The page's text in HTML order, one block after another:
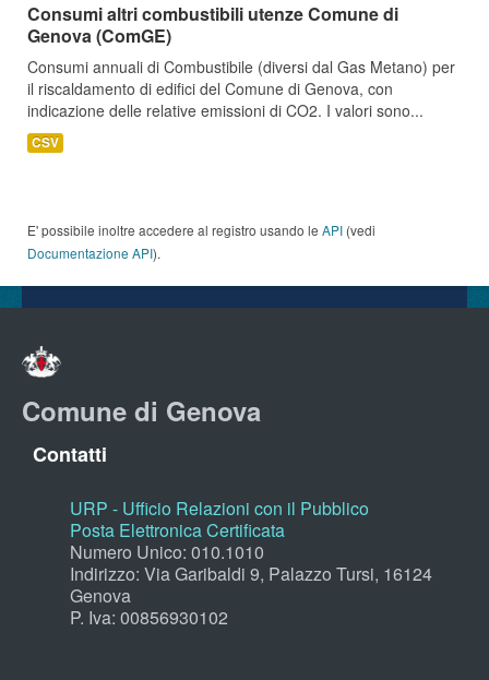
Consumi altri combustibili utenze Comune di
Genova (ComGE)
Consumi annuali di Combustibile (diversi dal Gas Metano) per
il riscaldamento di edifici del Comune di Genova, con
indicazione delle relative emissioni di CO2. I valori sono...
CSV
E' possibile inoltre accedere al registro usando le API (vedi
Documentazione API).
Comune di Genova
Contatti
URP - Ufficio Relazioni con il Pubblico
Posta Elettronica Certificata
Numero Unico: 010.1010
Indirizzo: Via Garibaldi 9, Palazzo Tursi, 16124
Genova
P. Iva: 00856930102